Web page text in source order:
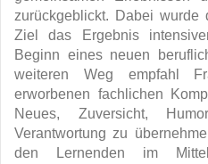
zurückgeblickt. Dabei wurde
Ziel das Ergebnis
Beginn eines neuen
weiteren Weg empfahl
erworbenen fachlichen
Neues, Zuversicht,
Verantwortung zu
den Lernenden im